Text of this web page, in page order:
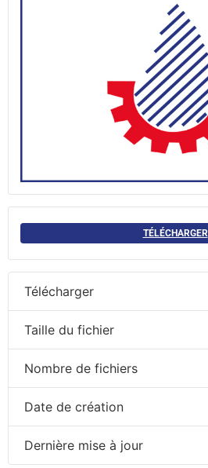
TÉLÉCHARGER
Télécharger
Taille du fichier
Nombre de fichiers
Date de création
Dernière mise à jour